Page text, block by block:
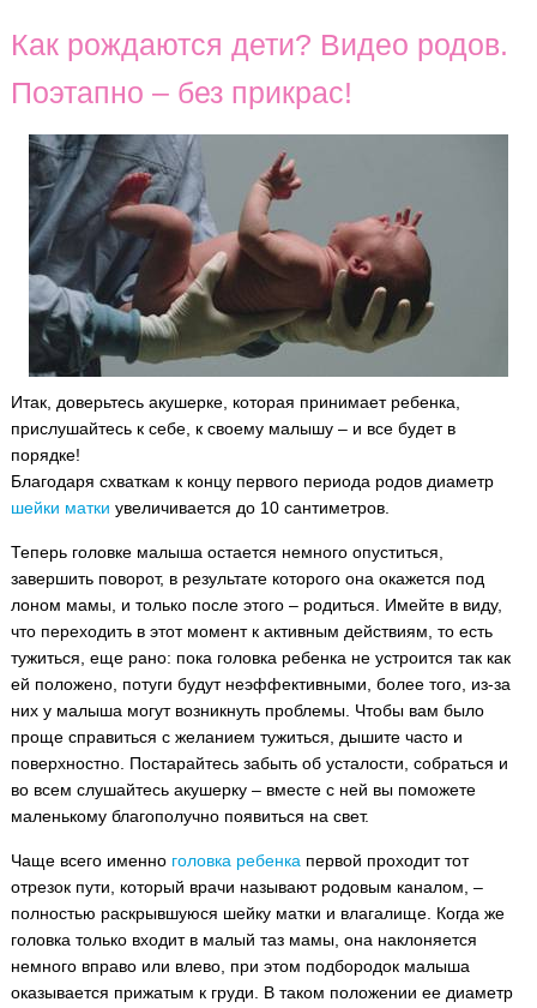
Как рождаются дети? Видео родов.
Поэтапно – без прикрас!
Итак, доверьтесь акушерке, которая принимает ребенка,
прислушайтесь к себе, к своему малышу – и все будет в
порядке!
Благодаря схваткам к концу первого периода родов диаметр
шейки матки увеличивается до 10 сантиметров.
Теперь головке малыша остается немного опуститься,
завершить поворот, в результате которого она окажется под
лоном мамы, и только после этого – родиться. Имейте в виду,
что переходить в этот момент к активным действиям, то есть
тужиться, еще рано: пока головка ребенка не устроится так как
ей положено, потуги будут неэффективными, более того, из-за
них у малыша могут возникнуть проблемы. Чтобы вам было
проще справиться с желанием тужиться, дышите часто и
поверхностно. Постарайтесь забыть об усталости, собраться и
во всем слушайтесь акушерку – вместе с ней вы поможете
маленькому благополучно появиться на свет.
Чаще всего именно головка ребенка первой проходит тот
отрезок пути, который врачи называют родовым каналом, –
полностью раскрывшуюся шейку матки и влагалище. Когда же
головка только входит в малый таз мамы, она наклоняется
немного вправо или влево, при этом подбородок малыша
оказывается прижатым к груди. В таком положении ее диаметр